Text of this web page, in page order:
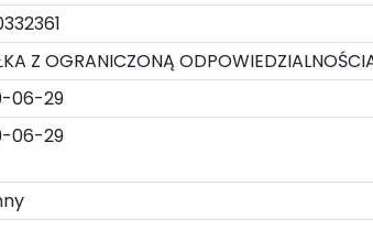
Z OGRANICZONĄ
06-29
06-29